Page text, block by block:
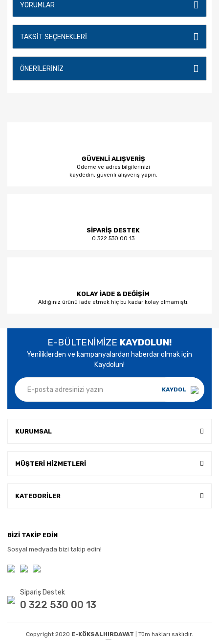
YORUMLAR
TAKSIT SEÇENEKLERI
ÖNERILERINIZ
GÜVENLİ ALIŞVERİŞ
Ödeme ve adres bilgilerinizi
kaydedin, güvenli alışveriş yapın.
SİPARİŞ DESTEK
0 322 530 00 13
KOLAY İADE & DEĞİŞİM
Aldığınız ürünü iade etmek hiç bu kadar kolay olmamıştı.
E-BÜLTENİMİZE KAYDOLUN!
Yeniliklerden ve kampanyalardan haberdar olmak için
Kaydolun!
KAYDOL
KURUMSAL
MÜŞTERİ HİZMETLERİ
KATEGORİLER
BİZİ TAKİP EDİN
Sosyal medyada bizi takip edin!
Sipariş Destek
0 322 530 00 13
Copyright 2020 E-KÖKSALHIRDAVAT | Tüm hakları saklıdır.